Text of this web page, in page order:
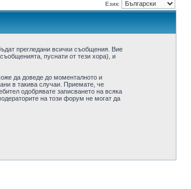
Език:
прегледани всички съобщения. Вие
пуснати от тези хора), и
да доведе до моменталното и
в такива случаи. Приемате, че
одобрявате записването на всяка
на този форум не могат да